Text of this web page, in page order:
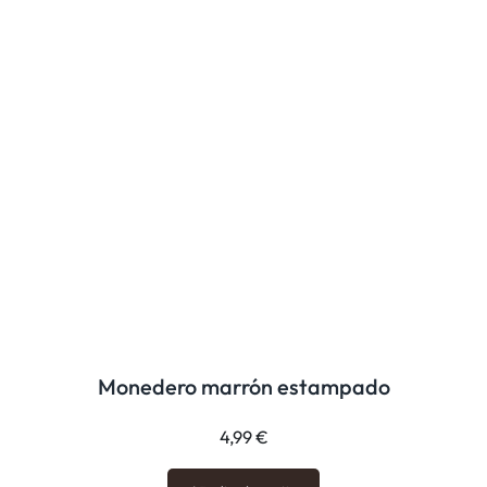
Monedero marrón estampado
4,99€